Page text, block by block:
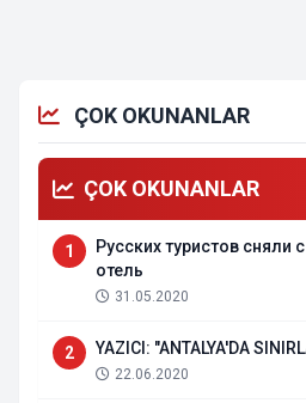
ÇOK OKUNANLAR
ÇOK OKUNANLAR
1
Русских туристов сняли
отель
31.05.2020
2 YAZICI: "ANTALYA'DA
22.06.2020